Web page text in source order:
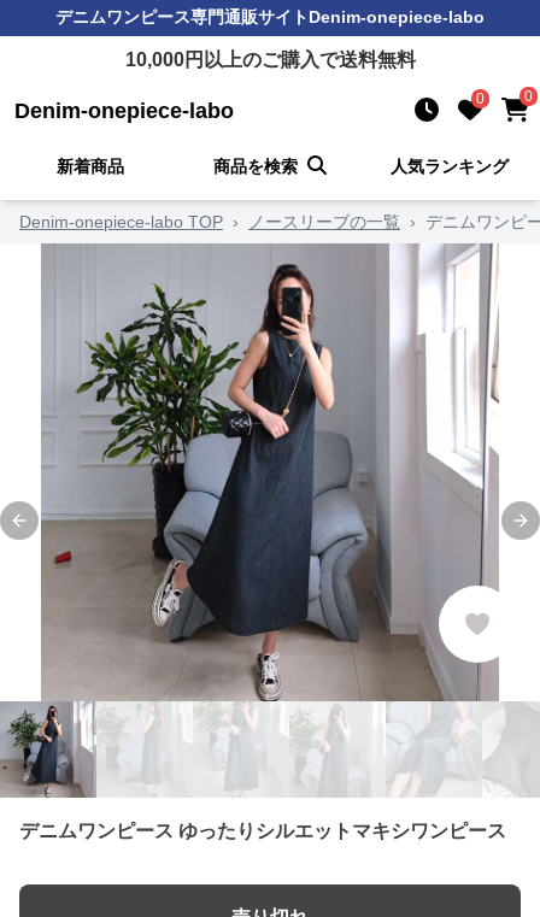
デニムワンピース専門通販サイトDenim-onepiece-labo
10,000円以上のご購入で送料無料
Denim-onepiece-labo 0 0
新着商品 商品を検索 人気ランキング
Denim-onepiece-labo TOP › ノースリーブの一覧 › デニムワンピ
Previous slide
デニムワンピース ゆったりシルエットマキシワンピース